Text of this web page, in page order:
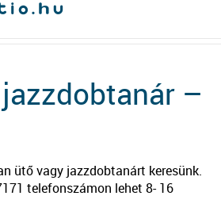
–
ütő vagy jazzdobtanárt keresünk.
telefonszámon lehet 8- 16